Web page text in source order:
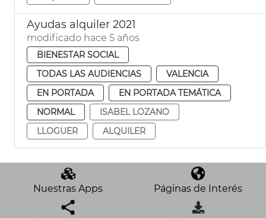
Ayudas alquiler 2021
modificado hace 5 años
BIENESTAR SOCIAL
TODAS LAS AUDIENCIAS
VALENCIA
EN PORTADA
EN PORTADA TEMÁTICA
NORMAL
ISABEL LOZANO
LLOGUER
ALQUILER
Nuestras Apps Páginas de Interés